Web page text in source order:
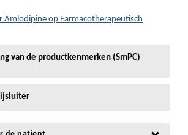
Amlodipine op Farmacotherapeutisch
van de productkenmerken (SmPC)